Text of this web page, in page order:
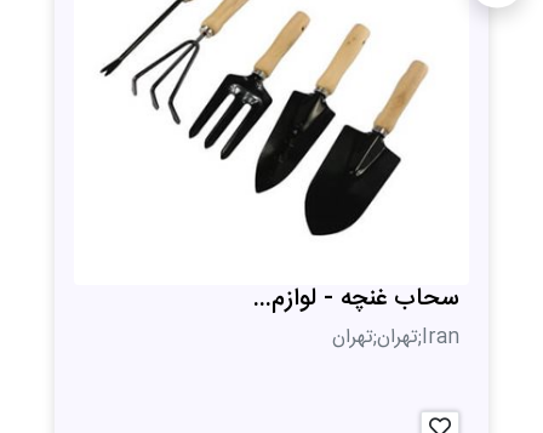
سحاب غنچه - لوازم...
Iran;تهران;تهران